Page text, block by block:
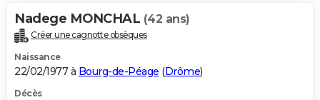
Nadege MONCHAL (42 ans)
Créer une cagnotte obsèques
Naissance
22/02/1977 à Bourg-de-Péage (Drôme)
Décès